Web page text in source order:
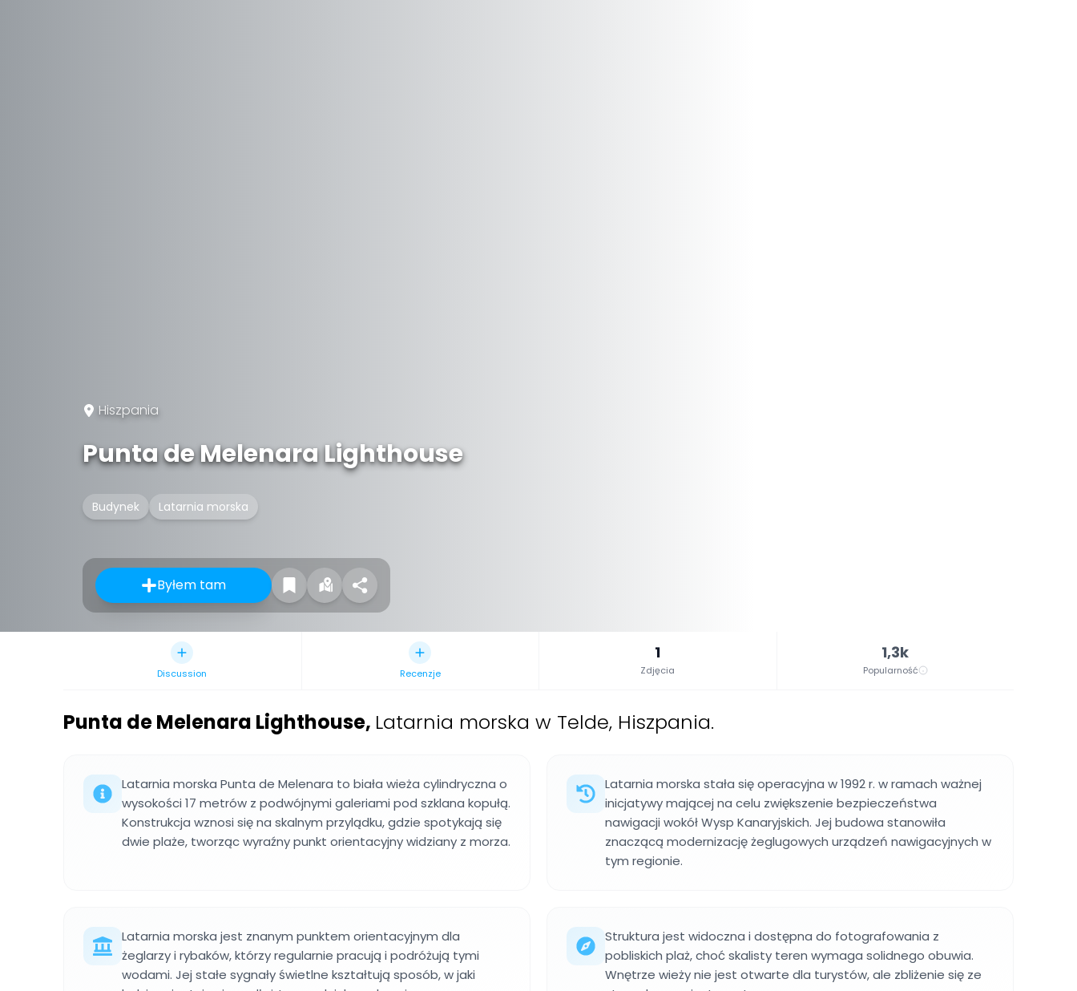
Hiszpania
Punta de Melenara Lighthouse
Budynek Latarnia morska
Byłem tam
Discussion Recenzje
1
Zdjęcia
1,3k
Popularność
Punta de Melenara Lighthouse, Latarnia morska w Telde, Hiszpania.
Latarnia morska Punta de Melenara to biała wieża cylindryczna o
wysokości 17 metrów z podwójnymi galeriami pod szklana kopułą.
Konstrukcja wznosi się na skalnym przylądku, gdzie spotykają się
dwie plaże, tworząc wyraźny punkt orientacyjny widziany z morza.
Latarnia morska stała się operacyjna w 1992 r. w ramach ważnej
inicjatywy mającej na celu zwiększenie bezpieczeństwa
nawigacji wokół Wysp Kanaryjskich. Jej budowa stanowiła
znaczącą modernizację żeglugowych urządzeń nawigacyjnych w
tym regionie.
Latarnia morska jest znanym punktem orientacyjnym dla
żeglarzy i rybaków, którzy regularnie pracują i podróżują tymi
wodami. Jej stałe sygnały świetlne kształtują sposób, w jaki
Struktura jest widoczna i dostępna do fotografowania z
pobliskich plaż, choć skalisty teren wymaga solidnego obuwia.
Wnętrze wieży nie jest otwarte dla turystów, ale zbliżenie się ze